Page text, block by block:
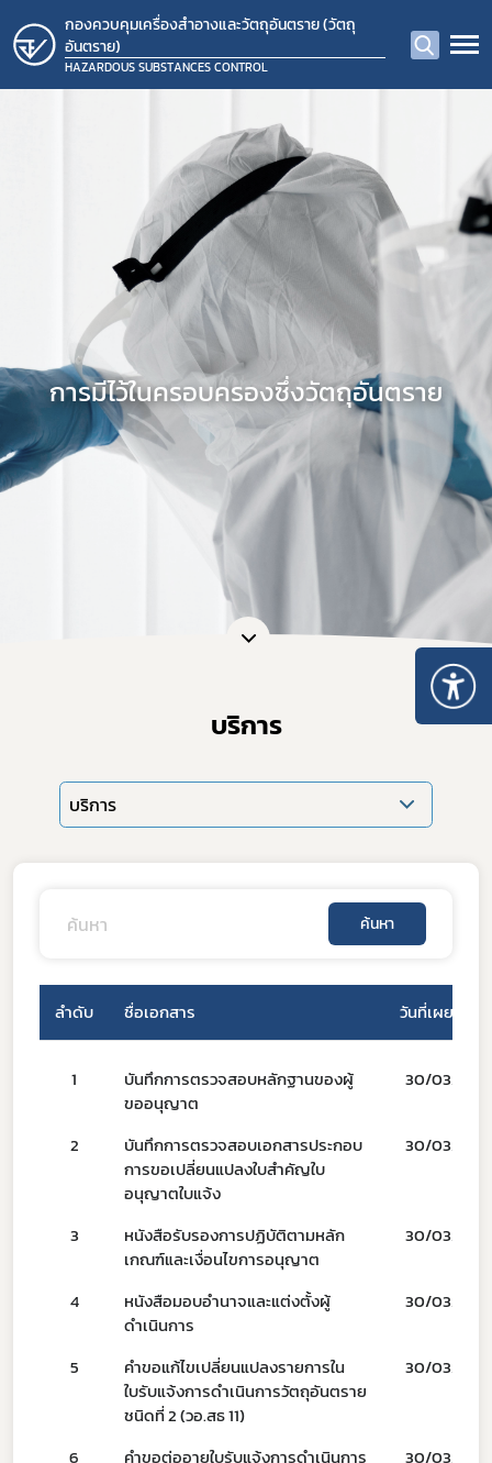
กองควบคุมเครื่องสำอางและวัตถุอันตราย (วัตถุ
อันตราย)
HAZARDOUS SUBSTANCES CONTROL
การมีไว้ในครอบครองซึ่งวัตถุอันตราย
บริการ
บริการ
ค้นหา
ลำดับ ชื่อเอกสาร วันที่เผยแพร่
1
บันทึกการตรวจสอบหลักฐานของผู้
ขออนุญาต
30/03/66
2
บันทึกการตรวจสอบเอกสารประกอบ
การขอเปลี่ยนแปลงใบสำคัญใบ
อนุญาตใบแจ้ง
30/03/66
3
หนังสือรับรองการปฏิบัติตามหลัก
เกณฑ์และเงื่อนไขการอนุญาต
30/03/66
4
หนังสือมอบอำนาจและแต่งตั้งผู้
ดำเนินการ
30/03/66
5
คำขอแก้ไขเปลี่ยนแปลงรายการใน
ใบรับแจ้งการดำเนินการวัตถุอันตราย
ชนิดที่ 2 (วอ.สธ 11)
30/03/66
6
คำขอต่ออายุใบรับแจ้งการดำเนินการ
30/03/66
Subscribe
เลือกหัวข้อที่ท่านต้องการ Subscribe
ผู้ประกอบการณ์
พรบ